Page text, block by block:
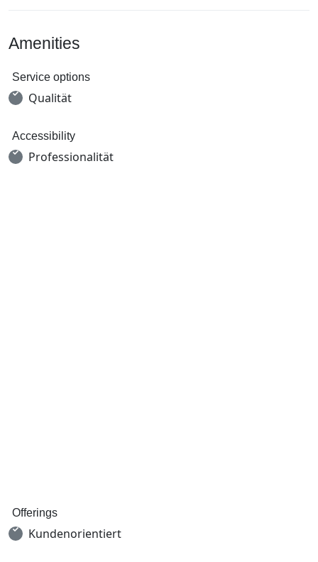
Amenities
Service options
Qualität
Accessibility
Professionalität
Offerings
Kundenorientiert